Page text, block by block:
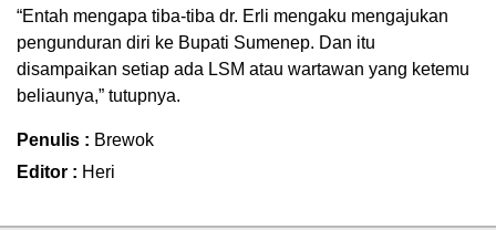
“Entah mengapa tiba-tiba dr. Erli mengaku mengajukan
pengunduran diri ke Bupati Sumenep. Dan itu
disampaikan setiap ada LSM atau wartawan yang ketemu
beliaunya,” tutupnya.
Penulis : Brewok
Editor : Heri